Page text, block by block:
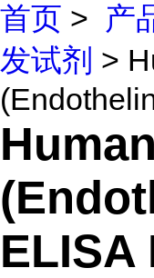
首页 > 产
发试剂 >
ELISA